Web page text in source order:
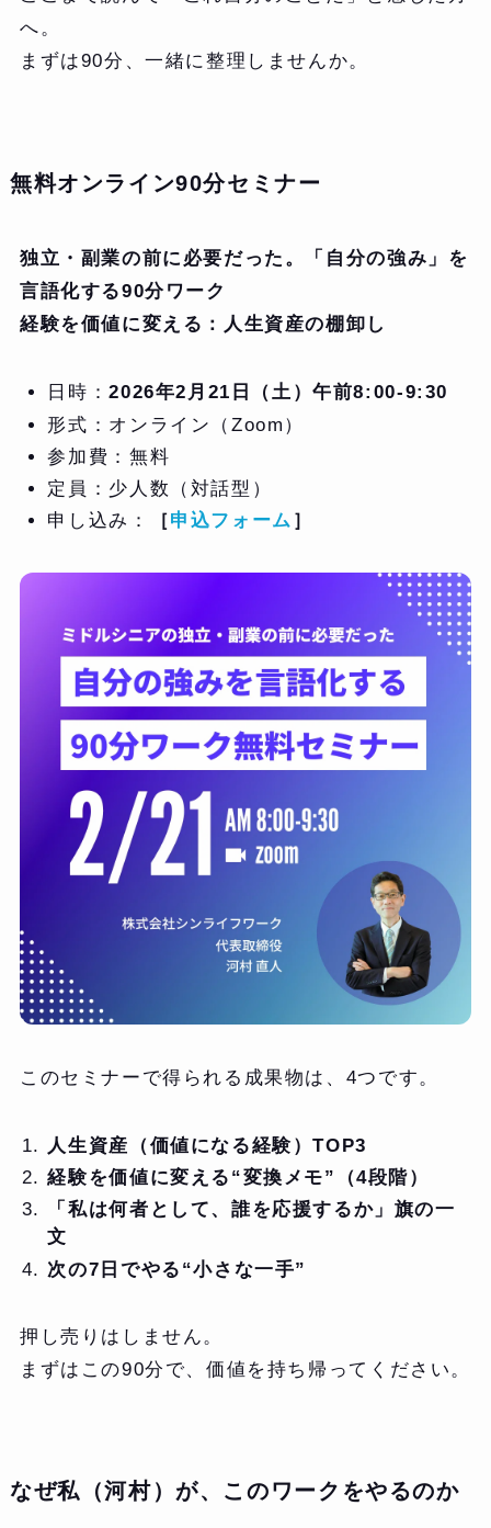
へ。
まずは90分、一緒に整理しませんか。
無料オンライン90分セミナー
独立・副業の前に必要だった。「自分の強み」を
言語化する90分ワーク
経験を価値に変える：人生資産の棚卸し
日時：2026年2月21日（土）午前8:00-9:30
形式：オンライン（Zoom）
参加費：無料
定員：少人数（対話型）
申し込み：
［申込フォーム ］
このセミナーで得られる成果物は、4つです。
人生資産（価値になる経験）TOP3
経験を価値に変える“変換メモ”（4段階）
「私は何者として、誰を応援するか」旗の一
文
次の7日でやる“小さな一手”
押し売りはしません。
まずはこの90分で、価値を持ち帰ってください。
なぜ私（河村）が、このワークをやるのか